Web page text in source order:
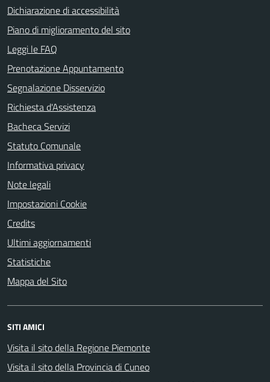
Dichiarazione di accessibilità
Piano di miglioramento del sito
Leggi le FAQ
Prenotazione Appuntamento
Segnalazione Disservizio
Richiesta d'Assistenza
Bacheca Servizi
Statuto Comunale
Informativa privacy
Note legali
Impostazioni Cookie
Credits
Ultimi aggiornamenti
Statistiche
Mappa del Sito
SITI AMICI
Visita il sito della Regione Piemonte
Visita il sito della Provincia di Cuneo